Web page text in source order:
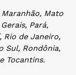
Maranhão, Mato
Pará,
Rio de Janeiro,
Sul, Rondônia,
Tocantins.